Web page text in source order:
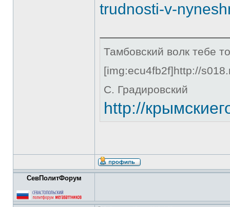
trudnosti-v-
Тамбовский волк тебе
[img:ecu4fb2f]http://
С. Градировский
http://
СевПолитФорум